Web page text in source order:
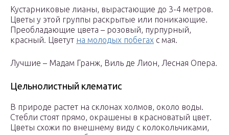
Кустарниковые лианы, вырастающие до 3-4 метров.
Цветы у этой группы раскрытые или поникающие.
Преобладающие цвета – розовый, пурпурный,
красный. Цветут на молодых побегах с мая.
Лучшие – Мадам Гранж, Виль де Лион, Лесная Опера.
Цельнолистный клематис
В природе растет на склонах холмов, около воды.
Стебли стоят прямо, окрашены в красноватый цвет.
Цветы схожи по внешнему виду с колокольчиками,